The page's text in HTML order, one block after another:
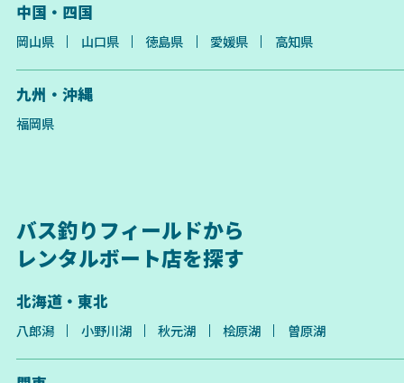
中国・四国
岡山県 山口県 徳島県 愛媛県 高知県
九州・沖縄
福岡県
バス釣りフィールドから
レンタルボート店を探す
北海道・東北
八郎潟 小野川湖 秋元湖 桧原湖 曽原湖